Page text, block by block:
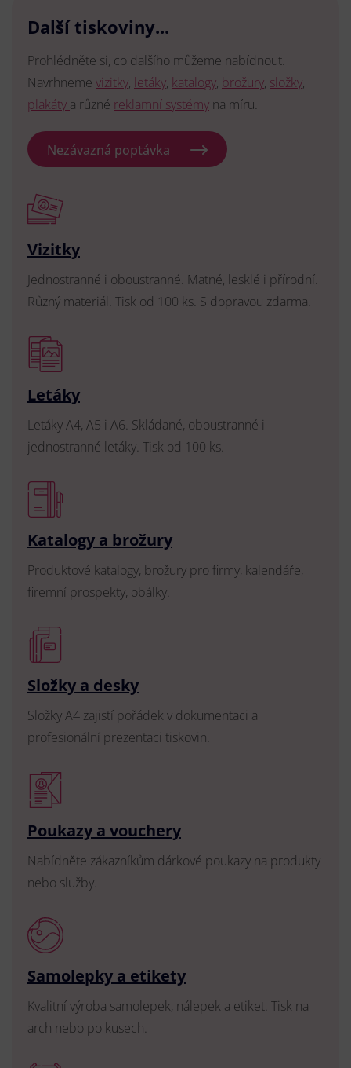
Další tiskoviny...
Prohlédněte si, co dalšího můžeme nabídnout.
Navrhneme vizitky, letáky, katalogy, brožury, složky,
plakáty a různé reklamní systémy na míru.
Nezávazná poptávka
Vizitky
Jednostranné i oboustranné. Matné, lesklé i přírodní.
Různý materiál. Tisk od 100 ks. S dopravou zdarma.
Letáky
Letáky A4, A5 i A6. Skládané, oboustranné i
jednostranné letáky. Tisk od 100 ks.
Katalogy a brožury
Produktové katalogy, brožury pro firmy, kalendáře,
firemní prospekty, obálky.
Složky a desky
Složky A4 zajistí pořádek v dokumentaci a
profesionální prezentaci tiskovin.
Poukazy a vouchery
Nabídněte zákazníkům dárkové poukazy na produkty
nebo služby.
Samolepky a etikety
Kvalitní výroba samolepek, nálepek a etiket. Tisk na
arch nebo po kusech.